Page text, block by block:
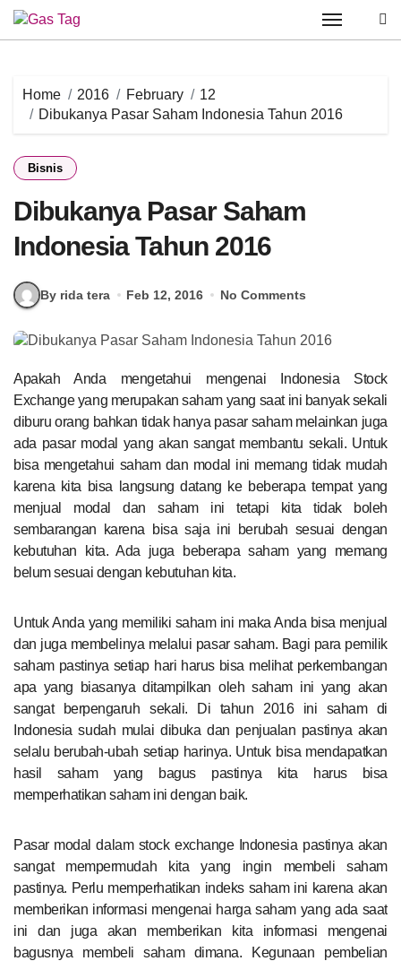
Skip
Home 2016 February
12
Dibukanya Pasar Saham Indonesia Tahun 2016
Bisnis
Dibukanya Pasar Saham
Indonesia Tahun 2016
By rida tera Feb 12, 2016 No Comments
Apakah Anda mengetahui mengenai Indonesia Stock
Exchange yang merupakan saham yang saat ini banyak sekali
diburu orang bahkan tidak hanya pasar saham melainkan juga
ada pasar modal yang akan sangat membantu sekali. Untuk
bisa mengetahui saham dan modal ini memang tidak mudah
karena kita bisa langsung datang ke beberapa tempat yang
menjual modal dan saham ini tetapi kita tidak boleh
sembarangan karena bisa saja ini berubah sesuai dengan
kebutuhan kita. Ada juga beberapa saham yang memang
belum sesuai dengan kebutuhan kita.
Untuk Anda yang memiliki saham ini maka Anda bisa menjual
dan juga membelinya melalui pasar saham. Bagi para pemilik
saham pastinya setiap hari harus bisa melihat perkembangan
apa yang biasanya ditampilkan oleh saham ini yang akan
sangat berpengaruh sekali. Di tahun 2016 ini saham di
Indonesia sudah mulai dibuka dan penjualan pastinya akan
selalu berubah-ubah setiap harinya. Untuk bisa mendapatkan
hasil saham yang bagus pastinya kita harus bisa
memperhatikan saham ini dengan baik.
Pasar modal dalam stock exchange Indonesia pastinya akan
sangat mempermudah kita yang ingin membeli saham
pastinya. Perlu memperhatikan indeks saham ini karena akan
memberikan informasi mengenai harga saham yang ada saat
ini dan juga akan memberikan kita informasi mengenai
bagusnya membeli saham dimana. Kegunaan pembelian